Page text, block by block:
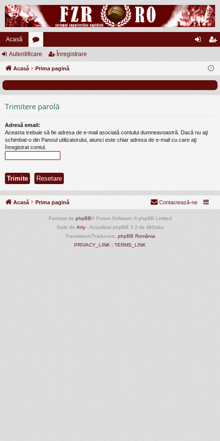
Acasă
or
u eg
Autentificare Înregistrare
Acasă Prima pagină
Trimitere parolă
Adresă email:
Aceasta trebuie să fie adresa de e-mail asociată contului dumneavoastră. Dacă nu aţi
schimbat-o din Panoul utilizatorului, atunci este chiar adresa de e-mail cu care aţi
înregistrat contul.
Acasă Prima pagină Contactează-ne
Furnizat de phpBB® Forum Software © phpBB Limited
Style de Arty- Actualizat phpBB 3.2 de MrGaby
Translation/Traducere: phpBB România
PRIVACY_LINK | TERMS_LINK